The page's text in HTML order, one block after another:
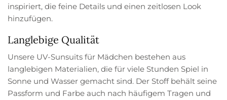
inspiriert, die feine Details und einen zeitlosen Look
hinzufügen.
Langlebige Qualität
Unsere UV-Sunsuits für Mädchen bestehen aus
langlebigen Materialien, die für viele Stunden Spiel in
Sonne und Wasser gemacht sind. Der Stoff behält seine
Passform und Farbe auch nach häufigem Tragen und